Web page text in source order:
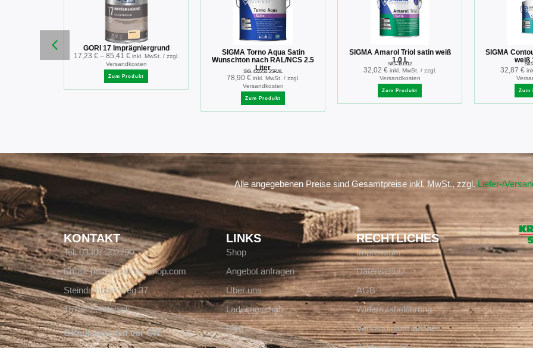
GORI 17 Imprägniergrund
17,23 €– 85,41 € inkl. MwSt. / zzgl.
Versandkosten
Zum Produkt
SIGMA Torno Aqua Satin
Wunschton nach RAL/NCS 2.5
Liter
SIG-422250-25RAL
78,90 € inkl. MwSt. / zzgl.
Versandkosten
Zum Produkt
SIGMA Amarol Triol satin weiß
1.0 L
SIG-381912
32,02 € inkl. MwSt. / zzgl.
Versandkosten
Zum Produkt
SIGMA
weiß
32,87 €
Zum
Alle angegebenen Preise sind Gesamtpreise inkl. MwSt., zzgl. Liefer-/
KONTAKT
Tel: 03307 302790
Email: post@krakow-shop.com
Steindammer Weg 37
16792 Zehdenick
Öffnungszeiten vor Ort:
LINKS
Shop
Angebot anfragen
Über uns
Ladengeschäft
Blog
RECHTLICHES
Impressum
Datenschutz
AGB
Widerrufsbelehrung
Versandinformationen